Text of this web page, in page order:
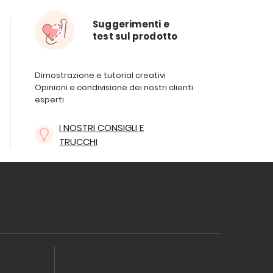
Suggerimenti e
test sul prodotto
Dimostrazione e tutorial creativi
Opinioni e condivisione dei nostri clienti
esperti
I NOSTRI CONSIGLI E
TRUCCHI